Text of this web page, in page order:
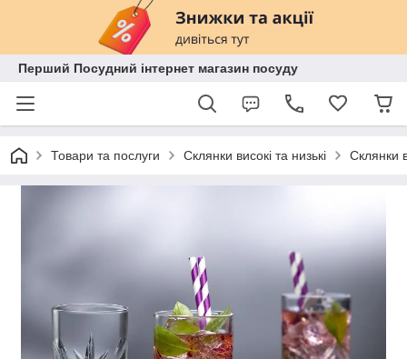
Перший Посудний інтернет магазин посуду
Товари та послуги Склянки високі та низькі Склянки